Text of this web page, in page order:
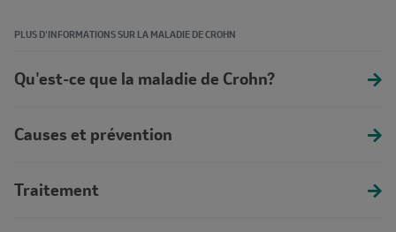
PLUS D'INFORMATIONS SUR LA MALADIE DE CROHN
Qu'est-ce que la maladie de Crohn?
Causes et prévention
Traitement